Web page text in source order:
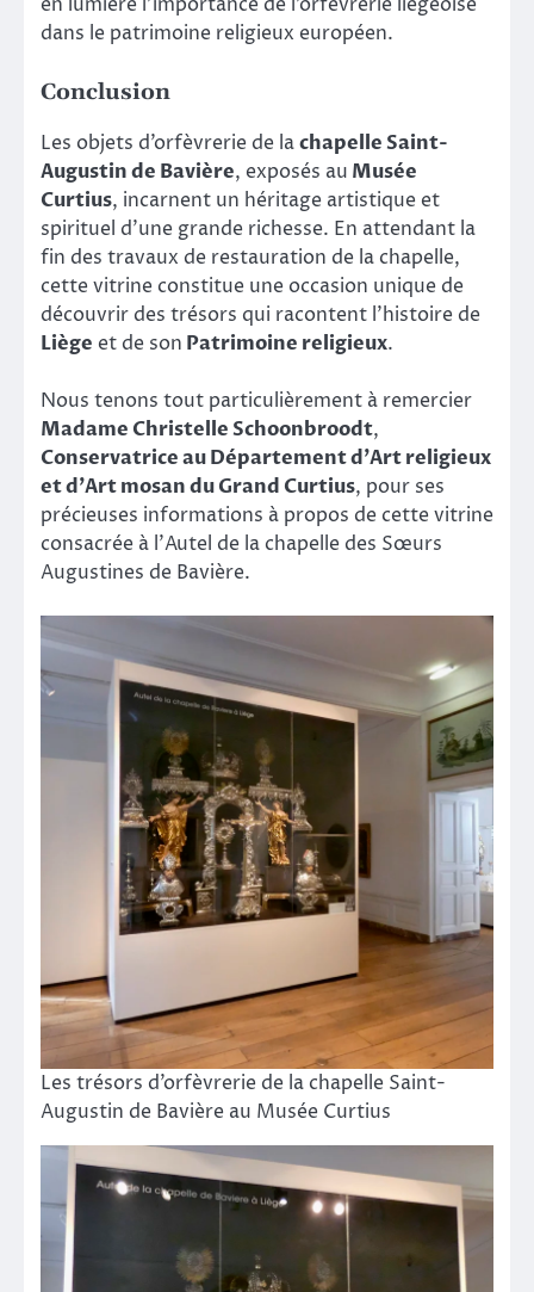
dans le patrimoine religieux européen.
Conclusion
Les objets d’orfèvrerie de lachapelle Saint-
Augustin de Bavière, exposés au Musée
Curtius, incarnent un héritage artistique et
spirituel d’une grande richesse. En attendant la
fin des travaux de restauration de la chapelle,
cette vitrine constitue une occasion unique de
découvrir des trésors qui racontent l’histoire de
Liège et de son Patrimoine religieux.
Nous tenons tout particulièrement à remercier
Madame Christelle Schoonbroodt,
Conservatrice au Département d’Art religieux
et d’Art mosan du Grand Curtius, pour ses
précieuses informations à propos de cette vitrine
consacrée à l’Autel de la chapelle des Sœurs
Augustines de Bavière.
Les trésors d’orfèvrerie de la chapelle Saint-
Augustin de Bavière au Musée Curtius